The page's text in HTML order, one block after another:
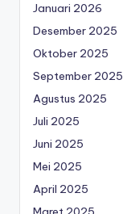
Januari 2026
Desember 2025
Oktober 2025
September 2025
Agustus 2025
Juli 2025
Juni 2025
Mei 2025
April 2025